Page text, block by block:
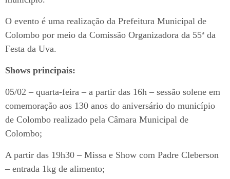
O evento é uma realização da Prefeitura Municipal de
Colombo por meio da Comissão Organizadora da 55ª da
Festa da Uva.
Shows principais:
05/02 – quarta-feira – a partir das 16h – sessão solene em
comemoração aos 130 anos do aniversário do município
de Colombo realizado pela Câmara Municipal de
Colombo;
A partir das 19h30 – Missa e Show com Padre Cleberson
– entrada 1kg de alimento;